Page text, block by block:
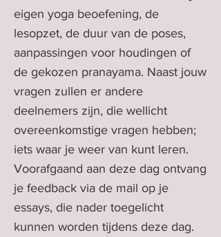
eigen yoga beoefening, de
lesopzet, de duur van de poses,
aanpassingen voor houdingen of
de gekozen pranayama. Naast jouw
vragen zullen er andere
deelnemers zijn, die wellicht
overeenkomstige vragen hebben;
iets waar je weer van kunt leren.
Voorafgaand aan deze dag ontvang
je feedback via de mail op je
essays, die nader toegelicht
kunnen worden tijdens deze dag.